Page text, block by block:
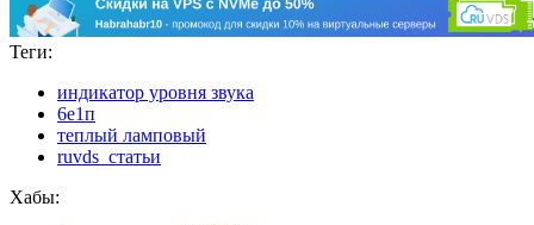
Теги:
индикатор уровня звука
6е1п
теплый ламповый
ruvds_статьи
Хабы: